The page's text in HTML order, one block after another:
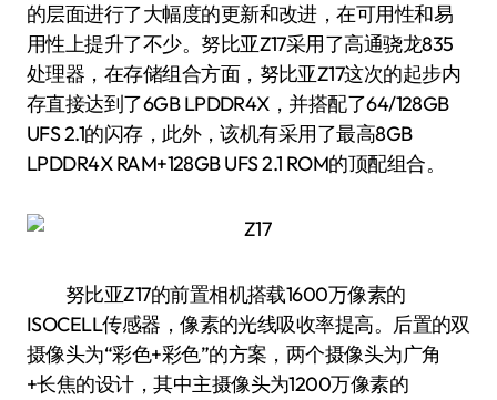
的层面进行了大幅度的更新和改进，在可用性和易
用性上提升了不少。努比亚Z17采用了高通骁龙835
处理器，在存储组合方面，努比亚Z17这次的起步内
存直接达到了6GB LPDDR4X，并搭配了64/128GB
UFS 2.1的闪存，此外，该机有采用了最高8GB
LPDDR4X RAM+128GB UFS 2.1 ROM的顶配组合。
努比亚Z17的前置相机搭载1600万像素的
ISOCELL传感器，像素的光线吸收率提高。后置的双
摄像头为“彩色+彩色”的方案，两个摄像头为广角
+长焦的设计，其中主摄像头为1200万像素的